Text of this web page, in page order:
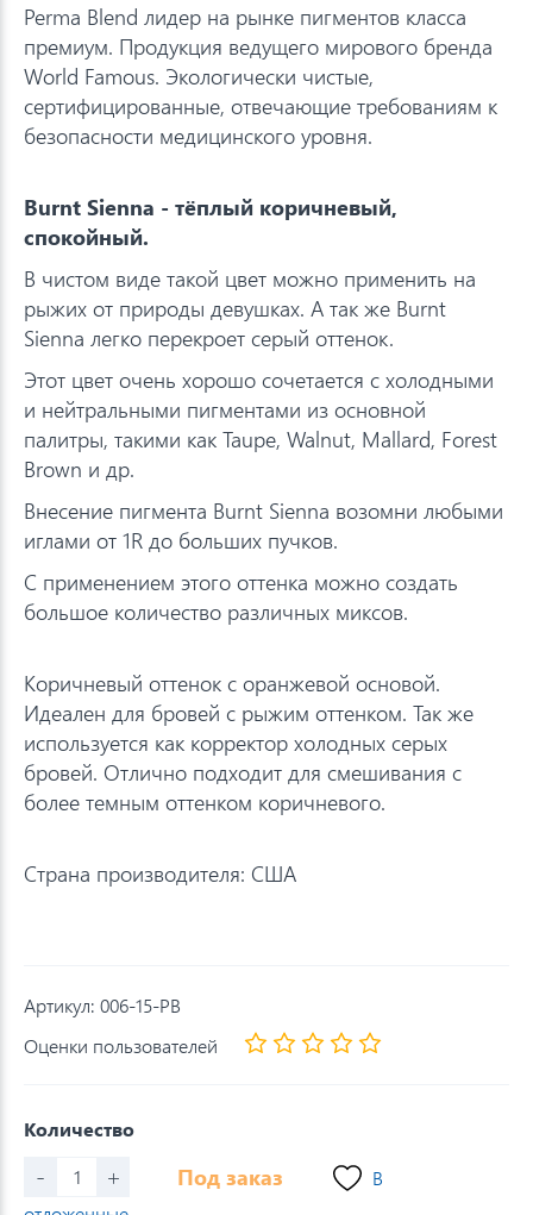
Perma Blend лидер на рынке пигментов класса
премиум. Продукция ведущего мирового бренда
World Famous. Экологически чистые,
сертифицированные, отвечающие требованиям к
безопасности медицинского уровня.
Burnt Sienna - тёплый коричневый,
спокойный.
В чистом виде такой цвет можно применить на
рыжих от природы девушках. А так же Burnt
Sienna легко перекроет серый оттенок.
Этот цвет очень хорошо сочетается с холодными
и нейтральными пигментами из основной
палитры, такими как Taupe, Walnut, Mallard, Forest
Brown и др.
Внесение пигмента Burnt Sienna возомни любыми
иглами от 1R до больших пучков.
С применением этого оттенка можно создать
большое количество различных миксов.
Коричневый оттенок с оранжевой основой.
Идеален для бровей с рыжим оттенком. Так же
используется как корректор холодных серых
бровей. Отлично подходит для смешивания с
более темным оттенком коричневого.
Страна производителя: США
Артикул: 006-15-PB
Оценки пользователей
Количество
- + Под заказ
В